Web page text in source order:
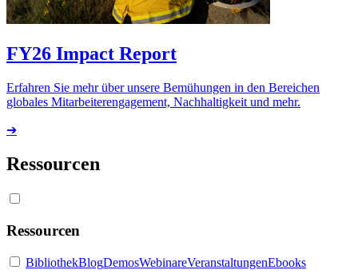
FY26 Impact Report
Erfahren Sie mehr über unsere Bemühungen in den Bereichen
globales Mitarbeiterengagement, Nachhaltigkeit und mehr.
➔
Ressourcen
Ressourcen
BibliothekBlogDemosWebinareVeranstaltungenEbooks